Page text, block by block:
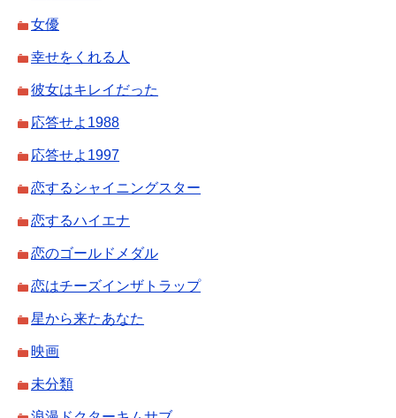
女優
幸せをくれる人
彼女はキレイだった
応答せよ1988
応答せよ1997
恋するシャイニングスター
恋するハイエナ
恋のゴールドメダル
恋はチーズインザトラップ
星から来たあなた
映画
未分類